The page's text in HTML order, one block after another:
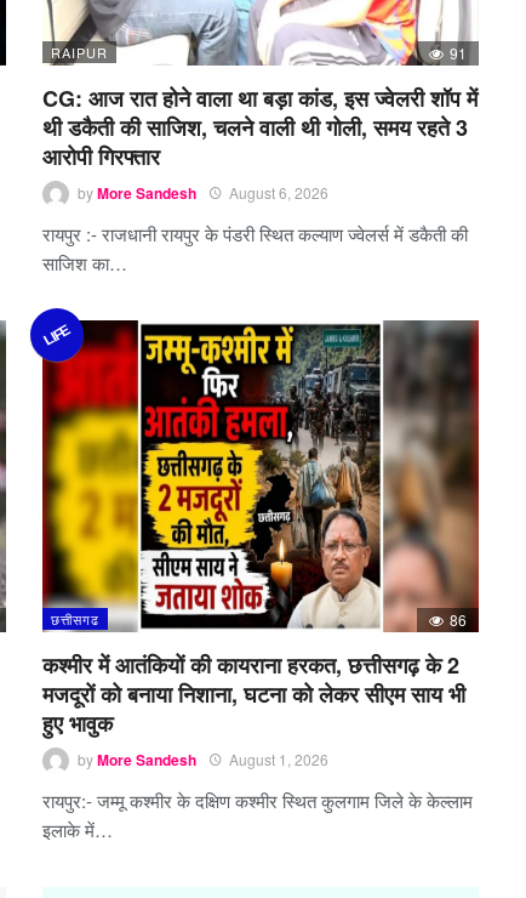
RAIPUR 91
CG: आज रात होने वाला था बड़ा कांड, इस ज्वेलरी शॉप में
थी डकैती की साजिश, चलने वाली थी गोली, समय रहते 3
आरोपी गिरफ्तार
byMore Sandesh August 6, 2026
रायपुर :- राजधानी रायपुर के पंडरी स्थित कल्याण ज्वेलर्स में डकैती की
साजिश का…
LIFE
छत्तीसगढ 86
कश्मीर में आतंकियों की कायराना हरकत, छत्तीसगढ़ के 2
मजदूरों को बनाया निशाना, घटना को लेकर सीएम साय भी
हुए भावुक
byMore Sandesh August 1, 2026
रायपुर:- जम्मू कश्मीर के दक्षिण कश्मीर स्थित कुलगाम जिले के केल्लाम
इलाके में…